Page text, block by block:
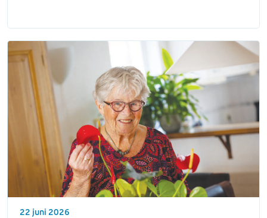
22 juni 2026